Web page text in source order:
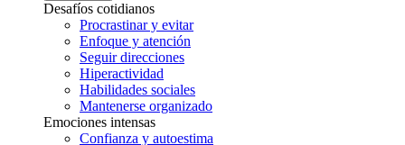
Desafíos cotidianos
Procrastinar y evitar
Enfoque y atención
Seguir direcciones
Hiperactividad
Habilidades sociales
Mantenerse organizado
Emociones intensas
Confianza y autoestima